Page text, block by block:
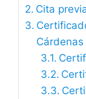
Cita
Cárdenas